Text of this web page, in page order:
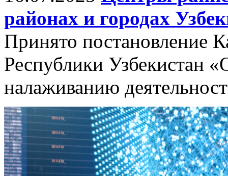
районах и городах
Принято постановление
Республики Узбекистан
налаживанию